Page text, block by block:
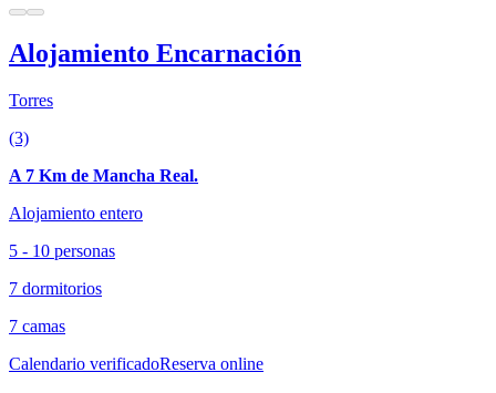
Alojamiento Encarnación
Torres
(3)
A 7 Km de Mancha Real.
Alojamiento entero
5 - 10 personas
7 dormitorios
7 camas
Calendario verificadoReserva online